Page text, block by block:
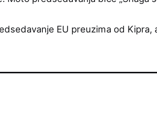
EU preuzima od